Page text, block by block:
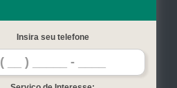
Missão
Insira seu telefone